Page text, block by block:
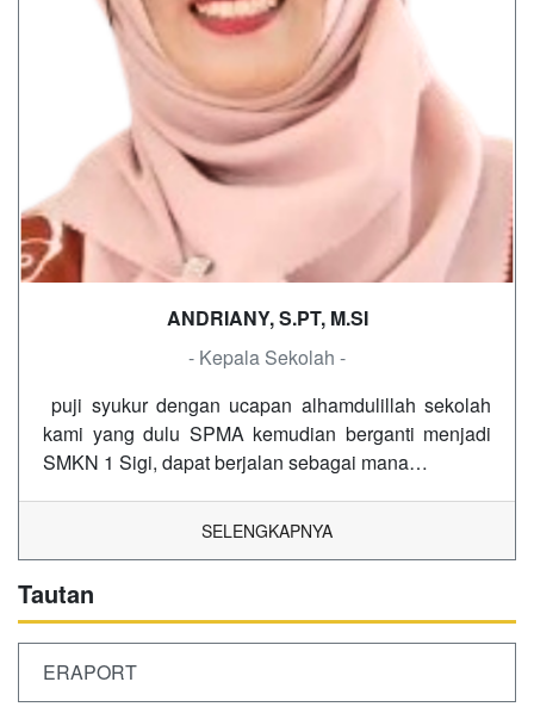
ANDRIANY, S.PT, M.SI
- Kepala Sekolah -
puji syukur dengan ucapan alhamdulillah sekolah
kami yang dulu SPMA kemudian berganti menjadi
SMKN 1 Sigi, dapat berjalan sebagai mana…
SELENGKAPNYA
Tautan
ERAPORT